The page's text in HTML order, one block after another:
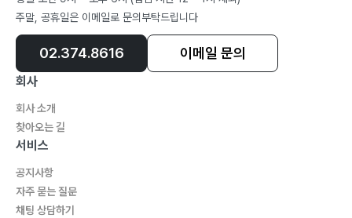
주말, 공휴일은 이메일로 문의부탁드립니다
02.374.8616 이메일 문의
회사
회사 소개
찾아오는 길
서비스
공지사항
자주 묻는 질문
채팅 상담하기